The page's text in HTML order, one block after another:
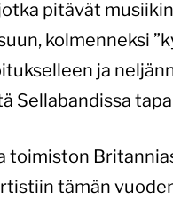
pitävät
kolmenneksi
ja
Sellabandissa
toimiston
tämän